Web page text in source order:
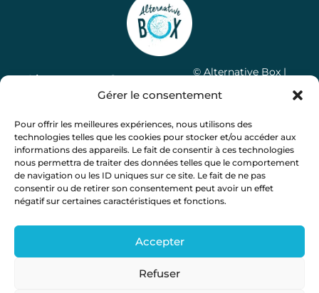
Gérer le consentement
Pour offrir les meilleures expériences, nous utilisons des
technologies telles que les cookies pour stocker et/ou accéder aux
informations des appareils. Le fait de consentir à ces technologies
nous permettra de traiter des données telles que le comportement
de navigation ou les ID uniques sur ce site. Le fait de ne pas
consentir ou de retirer son consentement peut avoir un effet
négatif sur certaines caractéristiques et fonctions.
Accepter
Refuser
Liens
Notre
concept
FAQ
Devenir
partenaires
Contactez-
nous
Coquelicots
31290
Villefranche
de
Lauragais
contact@alternativebox.fr
06 36
48 48
© Alternative Box |
Mentions légales
confidentialité
Réalisation Léa Ribes